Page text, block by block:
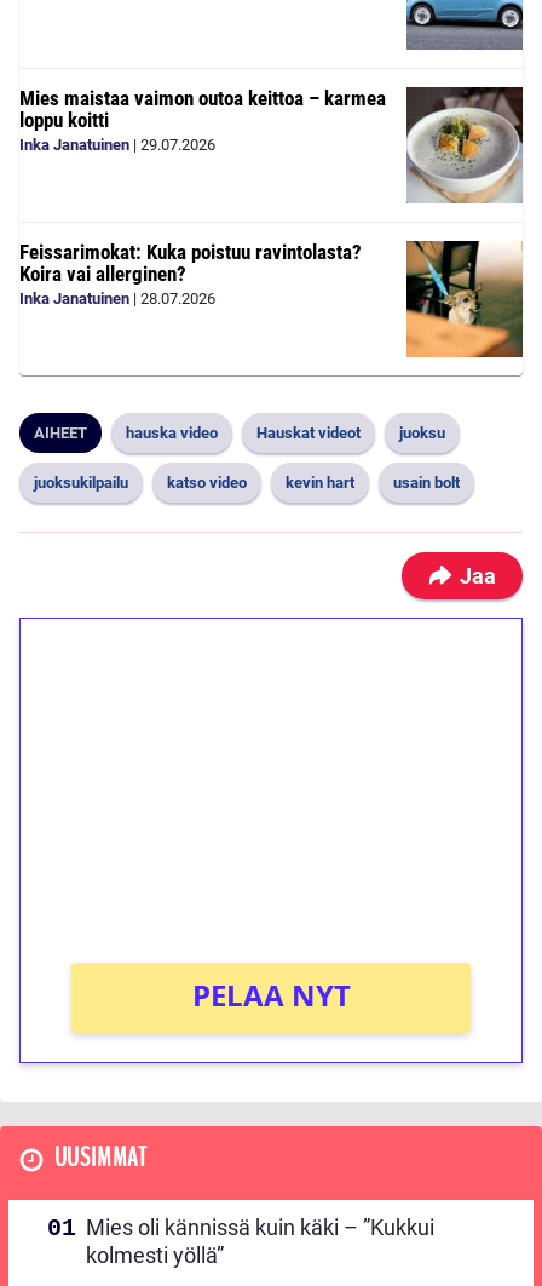
Mies maistaa vaimon outoa keittoa – karmea
loppu koitti
Inka Janatuinen | 29.07.2026
Feissarimokat: Kuka poistuu ravintolasta?
Koira vai allerginen?
Inka Janatuinen | 28.07.2026
AIHEET hauska video Hauskat videot juoksu
juoksukilpailu katso video kevin hart usain bolt
Jaa
PELAA NYT
UUSIMMAT
Mies oli kännissä kuin käki – ”Kukkui
kolmesti yöllä”